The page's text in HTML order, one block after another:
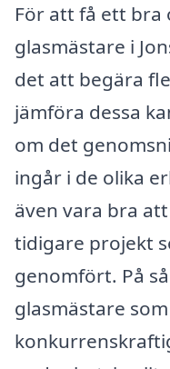
För att få ett bra
glasmästare i
det att begära
jämföra dessa
om det
ingår i de olika
även vara bra
tidigare projekt
genomfört. På
glasmästare